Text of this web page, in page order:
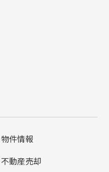
物件情報
不動産売却